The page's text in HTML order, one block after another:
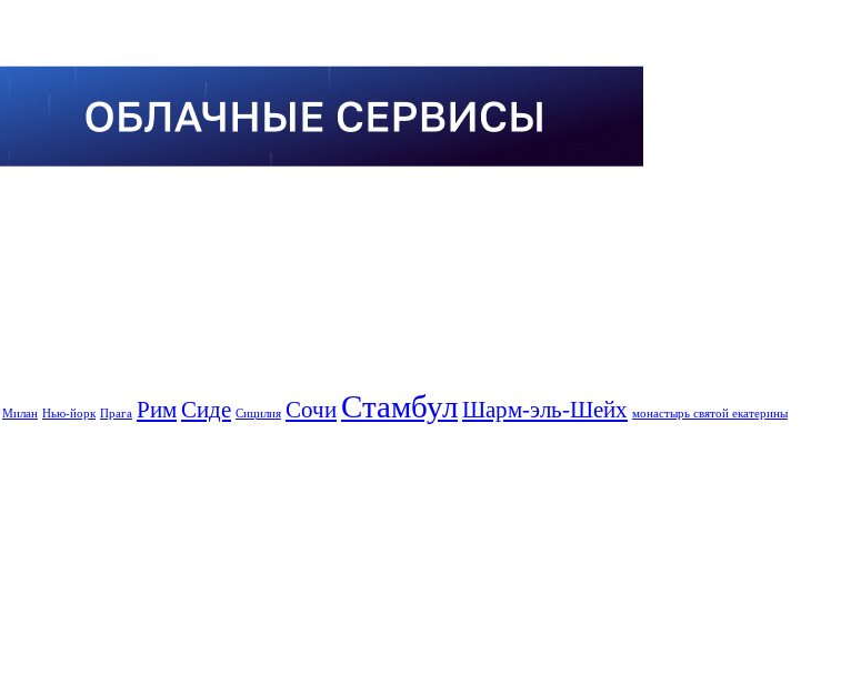
Милан Нью-йорк Прага РимСиде Сицилия Сочи СтамбулШарм-эль-Шейх монастырь святой екатерины